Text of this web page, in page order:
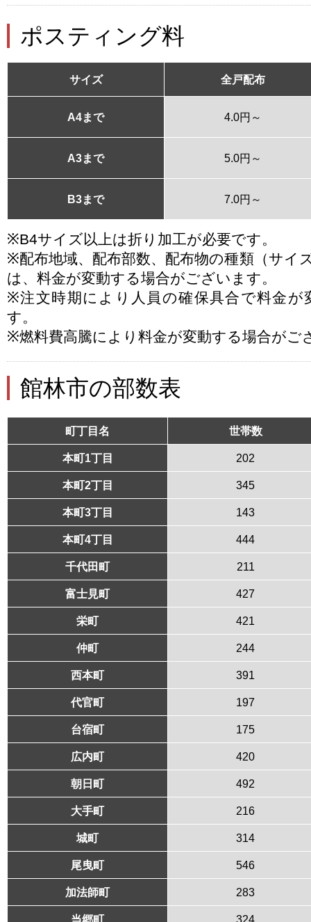
ポスティング料
サイズ 全戸配布
A4まで 4.0円～
A3まで 5.0円～
B3まで 7.0円～
※B4サイズ以上は折り加工が必要です。
※配布地域、配布部数、配布物の種類（サイ
は、料金が変動する場合がございます。
※注文時期により人員の確保具合で料金が
す。
※燃料費高騰により料金が変動する場合がご
館林市の部数表
町丁目名 世帯数
本町1丁目 202
本町2丁目 345
本町3丁目 143
本町4丁目 444
千代田町 211
富士見町 427
栄町 421
仲町 244
西本町 391
代官町 197
台宿町 175
広内町 420
朝日町 492
大手町 216
城町 314
尾曳町 546
加法師町 283
当郷町 324